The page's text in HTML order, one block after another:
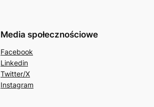
Media społecznościowe
Facebook
Linkedin
Twitter/X
Instagram